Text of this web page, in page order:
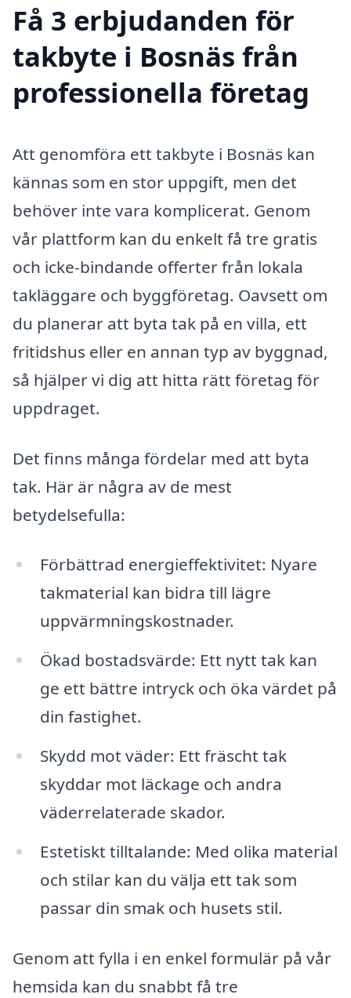
Få 3 erbjudanden för
takbyte i Bosnäs från
professionella företag
Att genomföra ett takbyte i Bosnäs kan
kännas som en stor uppgift, men det
behöver inte vara komplicerat. Genom
vår plattform kan du enkelt få tre gratis
och icke-bindande offerter från lokala
takläggare och byggföretag. Oavsett om
du planerar att byta tak på en villa, ett
fritidshus eller en annan typ av byggnad,
så hjälper vi dig att hitta rätt företag för
uppdraget.
Det finns många fördelar med att byta
tak. Här är några av de mest
betydelsefulla:
Förbättrad energieffektivitet: Nyare
takmaterial kan bidra till lägre
uppvärmningskostnader.
Ökad bostadsvärde: Ett nytt tak kan
ge ett bättre intryck och öka värdet på
din fastighet.
Skydd mot väder: Ett fräscht tak
skyddar mot läckage och andra
väderrelaterade skador.
Estetiskt tilltalande: Med olika material
och stilar kan du välja ett tak som
passar din smak och husets stil.
Genom att fylla i en enkel formulär på vår
hemsida kan du snabbt få tre